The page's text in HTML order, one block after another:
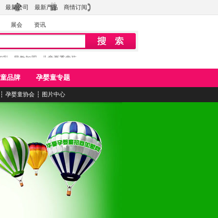
最新公司 最新产品 商情订阅
展会 资讯
乳 早教加盟 儿童夏季童装
品牌 孕婴童专题
┆ 孕婴童协会 ┆ 图片中心